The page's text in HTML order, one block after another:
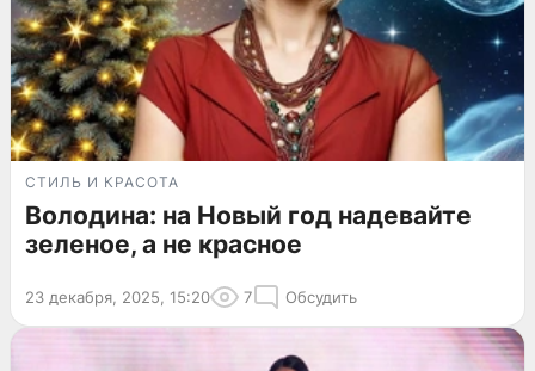
СТИЛЬ И КРАСОТА
Володина: на Новый год надевайте
зеленое, а не красное
23 декабря, 2025, 15:20 7 Обсудить